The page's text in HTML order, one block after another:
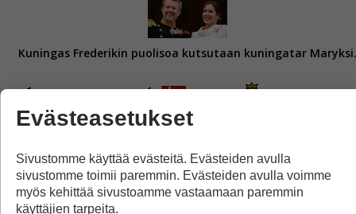
Kuningas Frederikin puolisoa kutsutaan kuningatar Maryksi.
Aikaisemmin Tanskaa hallitsi kuningatar
Evästeasetukset
Sivustomme käyttää evästeitä. Evästeiden avulla
sivustomme toimii paremmin. Evästeiden avulla voimme
myös kehittää sivustoamme vastaamaan paremmin
käyttäjien tarpeita.